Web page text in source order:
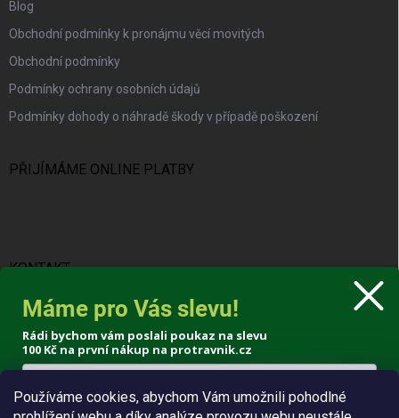
Používáme cookies, abychom Vám umožnili pohodlné
Blog
Obchodní podmínky k pronájmu věcí movitých
Obchodní podmínky
Podmínky ochrany osobních údajů
Podmínky dohody o náhradě škody v případě poškození
PŘIJÍMÁME ONLINE PLATBY
KONTAKT
info@protravnik.cz
+420 724 308 341
Máme pro Vás slevu!
Rádi bychom vám poslali poukaz na slevu
100 Kč na první nákup na protravnik.cz